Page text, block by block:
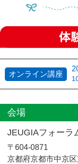
オンライン講座
会場
JEUGIAフォーラ
〒604-0871
京都府京都市中京